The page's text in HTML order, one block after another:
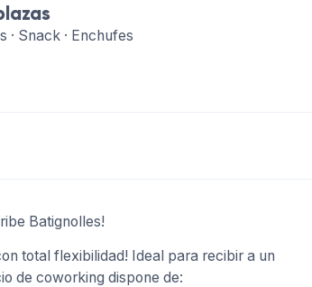
Snack · Enchufes
Batignolles!
total flexibilidad! Ideal para recibir a un
de coworking dispone de: